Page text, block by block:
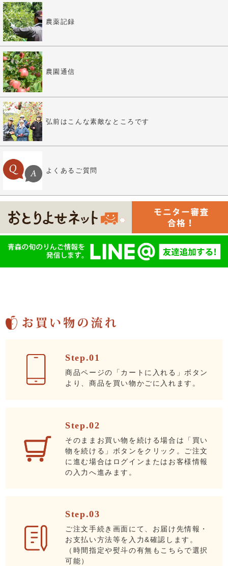
農薬記録
農園通信
弘前はこんな素敵なところです
よくあるご質問
Step.01
商品ページの「カートに入れる」ボタン
より、商品を買い物かごに入れます。
Step.02
そのままお買い物を続ける場合は「買い
物を続ける」ボタンをクリック。ご注文
に進む場合はログインまたはお客様情報
の入力へ進みます。
Step.03
ご注文手続き画面にて、お届け先情報・
お支払い方法等を入力&確認します。
（時間指定や熨斗の有無もこちらで選択
可能）